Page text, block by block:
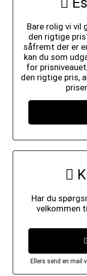
Bare rolig vi vil
den rigtige
såfremt der er
kan du som
for
den rigtige pris,
Har du
velkommen
Ellers send en mail